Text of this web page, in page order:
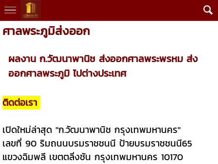
ศาลพระภูมิส่งออก
ผลงาน ก.วัฒนาพานิช ส่งออกศาลพระพรหม ส่ง
ออกศาลพระภูมิ ไปต่างประเทศ
ติดต่อเรา
เปิดใหม่ล่าสุด "ก.วัฒนาพานิช กรุงเทพมหานคร"
เลขที่ 90 ริมถนนบรมราชชนนี ป้ายบรมราชชนนี65
แขวงฉิมพลี เขตตลิ่งชัน กรุงเทพมหานคร 10170